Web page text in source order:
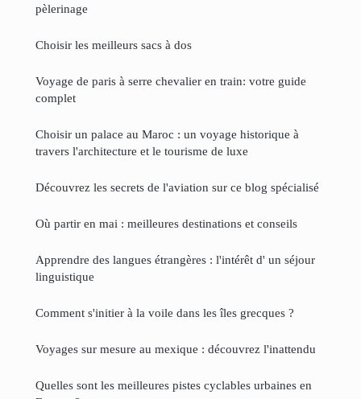
pèlerinage
Choisir les meilleurs sacs à dos
Voyage de paris à serre chevalier en train: votre guide
complet
Choisir un palace au Maroc : un voyage historique à
travers l'architecture et le tourisme de luxe
Découvrez les secrets de l'aviation sur ce blog spécialisé
Où partir en mai : meilleures destinations et conseils
Apprendre des langues étrangères : l'intérêt d' un séjour
linguistique
Comment s'initier à la voile dans les îles grecques ?
Voyages sur mesure au mexique : découvrez l'inattendu
Quelles sont les meilleures pistes cyclables urbaines en